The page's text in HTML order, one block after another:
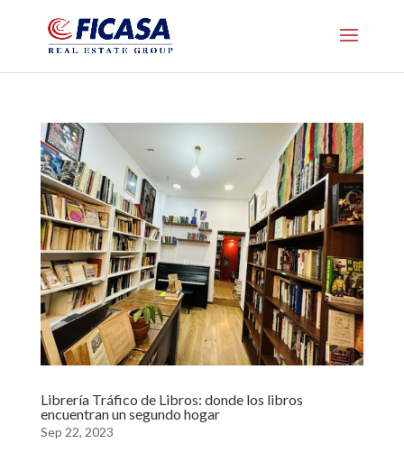
Librería Tráfico de Libros: donde los libros
encuentran un segundo hogar
Sep 22, 2023